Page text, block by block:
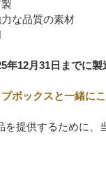
な品質の素材
年12月31日までに
ボックスと一緒に
を提供するために、